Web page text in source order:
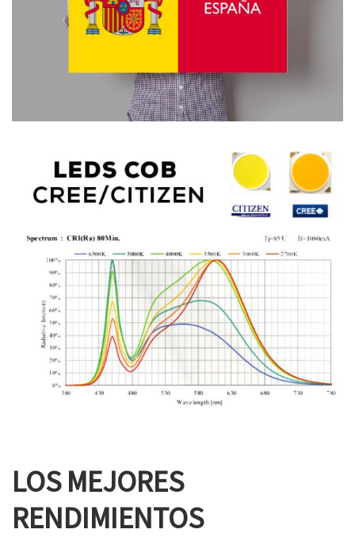
LOS MEJORES
RENDIMIENTOS